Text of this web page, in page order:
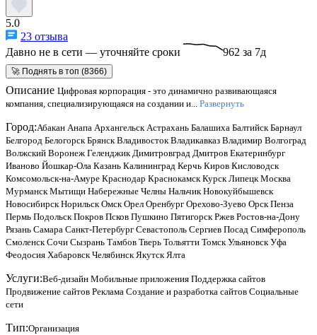
5.0
23 отзыва
Давно не в сети — уточняйте сроки
962 за 7д
🚀 Поднять в топ (8366)
Описание Цифровая корпорация - это динамично развивающаяся
компания, специализирующаяся на создании и... Развернуть
Город:Абакан Анапа Архангельск Астрахань Балашиха Балтийск Барнаул
Белгород Белогорск Брянск Владивосток Владикавказ Владимир Волгоград
Волжский Воронеж Геленджик Димитровград Дмитров Екатеринбург
Иваново Йошкар-Ола Казань Калининград Керчь Киров Кисловодск
Комсомольск-на-Амуре Краснодар Краснокамск Курск Липецк Москва
Мурманск Мытищи Набережные Челны Нальчик Новокуйбышевск
Новосибирск Норильск Омск Орел Оренбург Орехово-Зуево Орск Пенза
Пермь Подольск Покров Псков Пушкино Пятигорск Ржев Ростов-на-Дону
Рязань Самара Санкт-Петербург Севастополь Сергиев Посад Симферополь
Смоленск Сочи Сызрань Тамбов Тверь Тольятти Томск Ульяновск Уфа
Феодосия Хабаровск Челябинск Якутск Ялта
Услуги:Веб-дизайн Мобильные приложения Поддержка сайтов
Продвижение сайтов Реклама Создание и разработка сайтов Социальные
сети
Тип:Организация